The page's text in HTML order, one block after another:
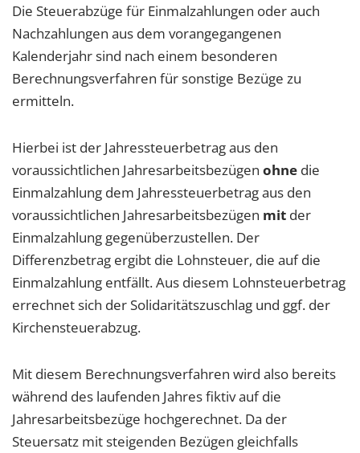
Die Steuerabzüge für Einmalzahlungen oder auch
Nachzahlungen aus dem vorangegangenen
Kalenderjahr sind nach einem besonderen
Berechnungsverfahren für sonstige Bezüge zu
ermitteln.
Hierbei ist der Jahressteuerbetrag aus den
voraussichtlichen Jahresarbeitsbezügen ohne die
Einmalzahlung dem Jahressteuerbetrag aus den
voraussichtlichen Jahresarbeitsbezügen mit der
Einmalzahlung gegenüberzustellen. Der
Differenzbetrag ergibt die Lohnsteuer, die auf die
Einmalzahlung entfällt. Aus diesem Lohnsteuerbetrag
errechnet sich der Solidaritätszuschlag und ggf. der
Kirchensteuerabzug.
Mit diesem Berechnungsverfahren wird also bereits
während des laufenden Jahres fiktiv auf die
Jahresarbeitsbezüge hochgerechnet. Da der
Steuersatz mit steigenden Bezügen gleichfalls